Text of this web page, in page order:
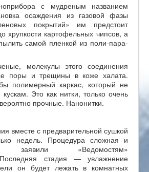
с мудреным названием
осаждения из газовой фазы
покрытий» им предстоит
хрупкости картофельных чипсов, а
самой пленкой из поли-пара-
молекулы этого соединения
поры и трещины в коже халата.
полимерный каркас, который не
кускам. Это как нитки, только очень
прочные. Нанонитки.
вместе с предварительной сушкой
недель. Процедура сложная и
заявили «Ведомостям»
Последняя стадия — увлажнение
он будет лежать в комнатных